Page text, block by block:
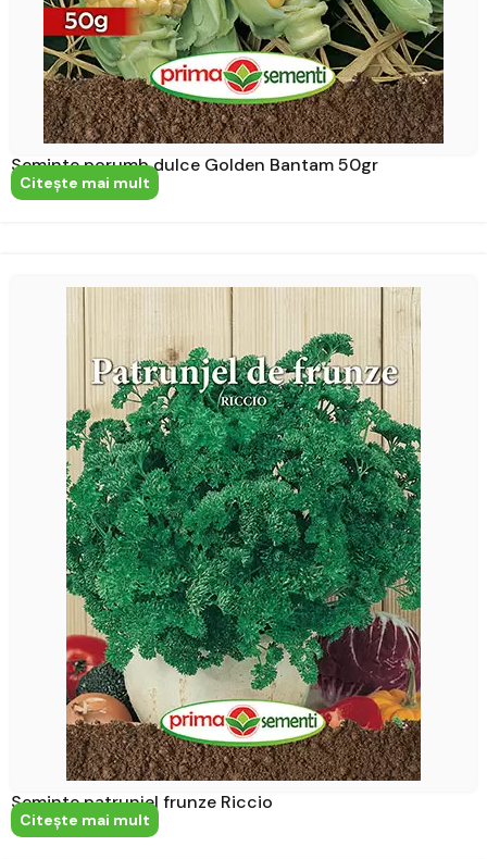
Seminte porumb dulce Golden Bantam 50gr
Citeşte mai mult
Seminte patrunjel frunze Riccio
Citeşte mai mult